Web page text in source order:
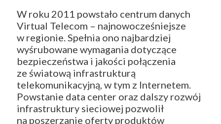
W roku 2011 powstało centrum danych
Virtual Telecom – najnowocześniejsze
w regionie. Spełnia ono najbardziej
wyśrubowane wymagania dotyczące
bezpieczeństwa i jakości połączenia
ze światową infrastrukturą
telekomunikacyjną, w tym z Internetem.
Powstanie data center oraz dalszy rozwój
infrastruktury sieciowej pozwolił
na poszerzanie oferty produktów